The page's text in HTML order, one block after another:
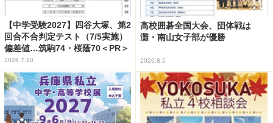
【中学受験2027】四谷大塚、第2
回合不合判定テスト（7/5実施）
偏差値…筑駒74・桜蔭70＜PR＞
2026.7.10
高校囲碁全国大会、団体戦は
灘・南山女子部が優勝
2026.8.5